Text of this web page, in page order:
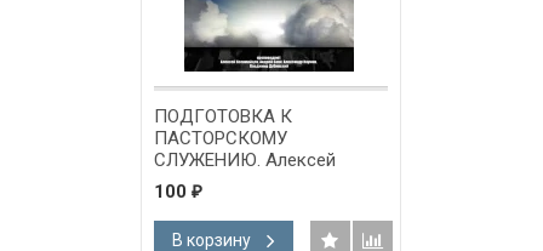
ПОДГОТОВКА К
ПАСТОРСКОМУ
СЛУЖЕНИЮ. Алексей
Коломийцев - 1 CD
100 ₽
В корзину